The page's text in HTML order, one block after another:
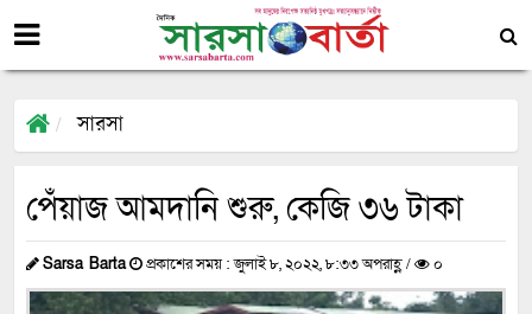
সারসা
পেঁয়াজ আমদানি শুরু, কেজি ৩৬ টাকা
Sarsa Barta প্রকাশের সময় : জুলাই ৮, ২০২২, ৮:৩৩ অপরাহ্ণ / ০